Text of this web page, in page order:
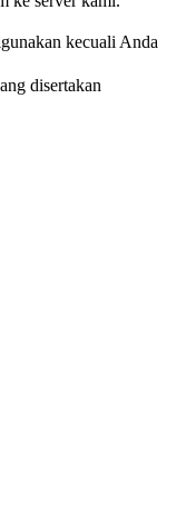
kecuali Anda
disertakan